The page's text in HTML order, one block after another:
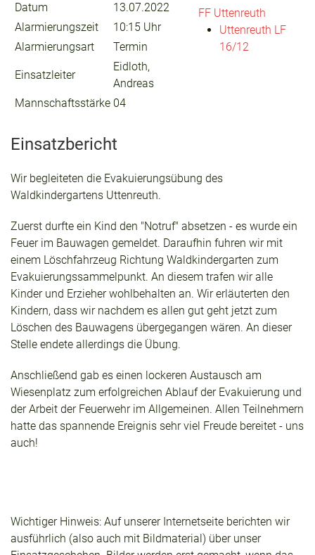
Datum
13.07.2022
Alarmierungszeit
10:15 Uhr
Alarmierungsart
Termin
Einsatzleiter
Eidloth,
Andreas
Mannschaftsstärke 04
FF Uttenreuth
Uttenreuth LF
16/12
Einsatzbericht
Wir begleiteten die Evakuierungsübung des
Waldkindergartens Uttenreuth.
Zuerst durfte ein Kind den "Notruf" absetzen - es wurde ein
Feuer im Bauwagen gemeldet. Daraufhin fuhren wir mit
einem Löschfahrzeug Richtung Waldkindergarten zum
Evakuierungssammelpunkt. An diesem trafen wir alle
Kinder und Erzieher wohlbehalten an. Wir erläuterten den
Kindern, dass wir nachdem es allen gut geht jetzt zum
Löschen des Bauwagens übergegangen wären. An dieser
Stelle endete allerdings die Übung.
Anschließend gab es einen lockeren Austausch am
Wiesenplatz zum erfolgreichen Ablauf der Evakuierung und
der Arbeit der Feuerwehr im Allgemeinen. Allen Teilnehmern
hatte das spannende Ereignis sehr viel Freude bereitet - uns
auch!
Wichtiger Hinweis: Auf unserer Internetseite berichten wir
ausführlich (also auch mit Bildmaterial) über unser